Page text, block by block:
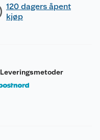
120 dagers åpent
kjøp
Leveringsmetoder